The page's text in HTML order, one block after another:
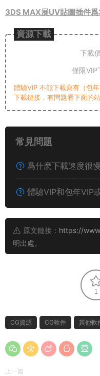
3DS MAX展UV貼圖插件
資源下載
下載
僅限VIP
體驗VIP 不能下載寫有（包
下載鏈接，有問題看下面的
常見問題
爲什麽下載速度很
體驗VIP和包年VIP
原文鏈接： https://
明出處。
1
CG資源 CG軟件 其他軟
上一篇